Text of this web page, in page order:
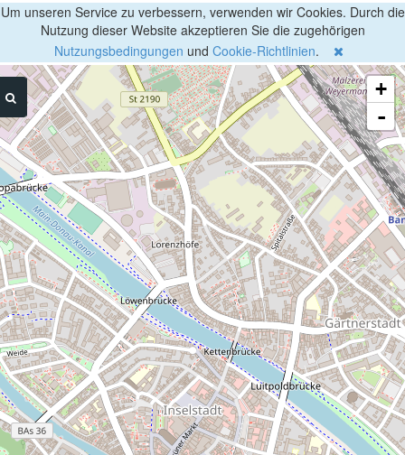
Um unseren Service zu verbessern, verwenden wir Cookies. Durch die
Nutzung dieser Website akzeptieren Sie die zugehörigen
Nutzungsbedingungen und Cookie-Richtlinien.
+
-